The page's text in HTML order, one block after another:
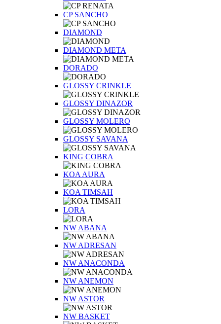
CP SANCHO
DIAMOND
DIAMOND META
DORADO
GLOSSY CRINKLE
GLOSSY DINAZOR
GLOSSY MOLERO
GLOSSY SAVANA
KING COBRA
KOA AURA
KOA TIMSAH
LORA
NW ABANA
NW ADRESAN
NW ANACONDA
NW ANEMON
NW ASTOR
NW BASKET